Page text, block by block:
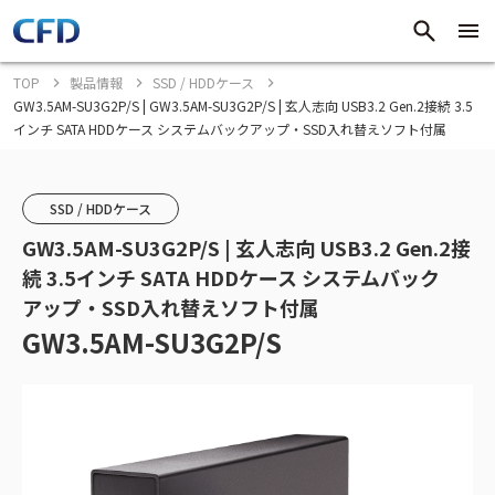
TOP 製品情報
SSD / HDDケース
GW3.5AM-SU3G2P/S | GW3.5AM-SU3G2P/S | 玄人志向 USB3.2 Gen.2接続 3.5
インチ SATA HDDケース システムバックアップ・SSD入れ替えソフト付属
SSD / HDDケース
GW3.5AM-SU3G2P/S | 玄人志向 USB3.2 Gen.2接
続 3.5インチ SATA HDDケース システムバック
アップ・SSD入れ替えソフト付属
GW3.5AM-SU3G2P/S